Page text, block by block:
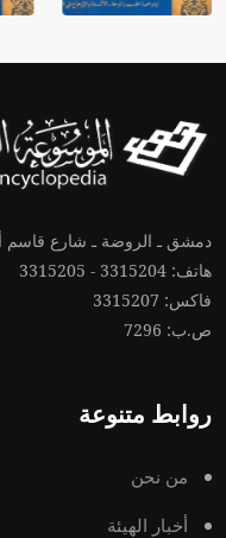
دمشق ـ الروضة ـ شارع قاسم
هاتف: 3315204 - 3315205
فاكس: 3315207
ص.ب: 7296
روابط متنوعة
من نحن
أخبار الهيئة